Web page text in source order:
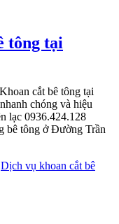
tông tại
cắt bê tông tại
chóng và hiệu
lạc 0936.424.128
bê tông ở Đường Trần
Dịch vụ khoan cắt bê